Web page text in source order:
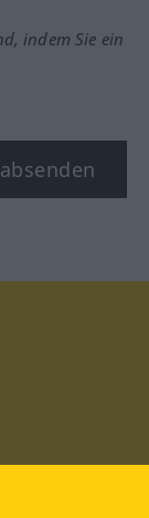
indem Sie ein